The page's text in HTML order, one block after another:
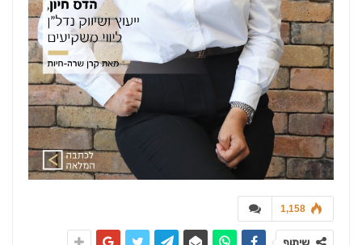
1,158
שיתוף